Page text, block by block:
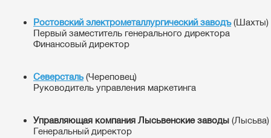
Ростовский электрометаллургический заводъ(Шахты)
Первый заместитель генерального директора
Финансовый директор
Северсталь(Череповец)
Руководитель управления маркетинга
Управляющая компания Лысьвенские заводы (Лысьва)
Генеральный директор